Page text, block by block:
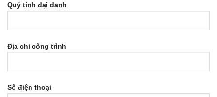
Quý tính đại danh
Địa chỉ công trình
Số điện thoại